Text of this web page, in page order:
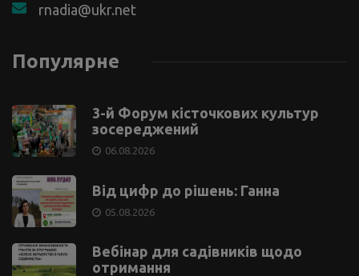
rnadia@ukr.net
Популярне
3-й Форум кісточкових культур
зосереджений
06.08.2026
Від цифр до рішень: Ганна
05.08.2026
Вебінар для садівників щодо
отримання